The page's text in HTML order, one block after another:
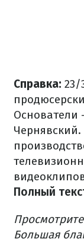
Справка: 23/
Основатели
Полный
Большая